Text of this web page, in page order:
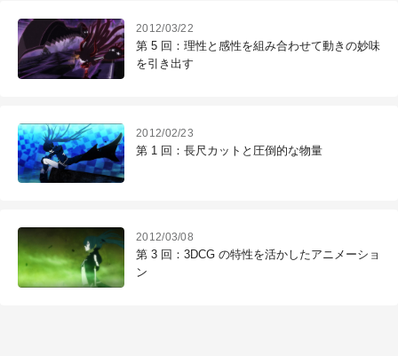
2012/03/22
第 5 回：理性と感性を組み合わせて動きの妙味
を引き出す
2012/02/23
第 1 回：長尺カットと圧倒的な物量
2012/03/08
第 3 回：3DCG の特性を活かしたアニメーショ
ン